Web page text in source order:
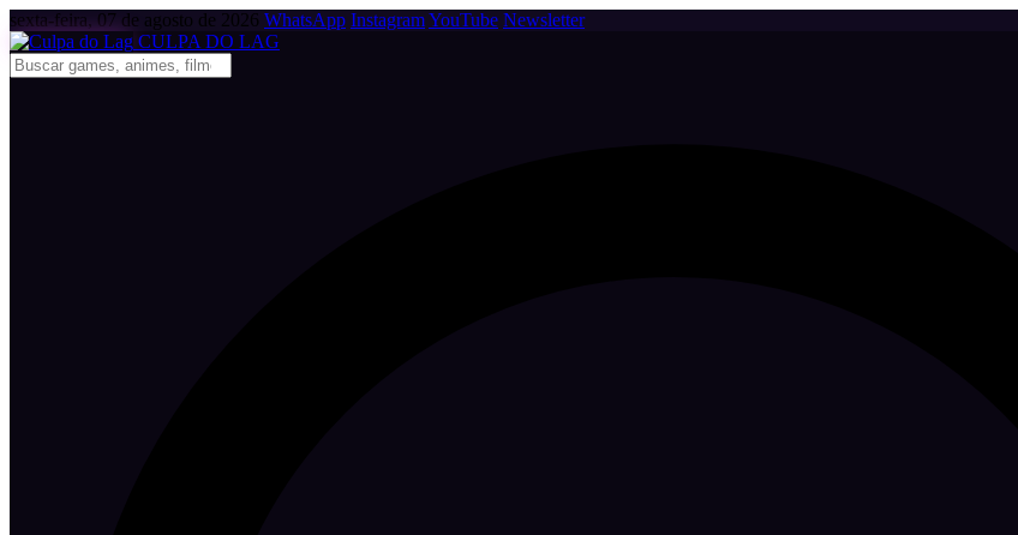
sexta-feira, 07 de agosto de 2026 WhatsApp InstagramYouTube Newsletter
CULPA DO LAG